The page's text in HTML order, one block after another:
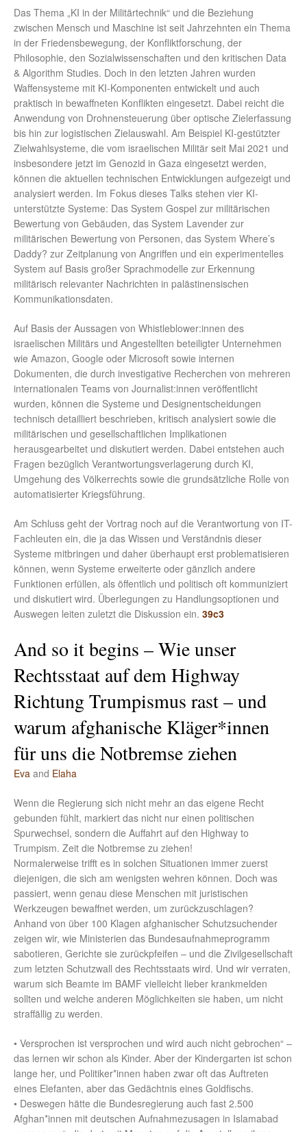
Das Thema „KI in der Militärtechnik“ und die Beziehung
zwischen Mensch und Maschine ist seit Jahrzehnten ein Thema
in der Friedensbewegung, der Konfliktforschung, der
Philosophie, den Sozialwissenschaften und den kritischen Data
& Algorithm Studies. Doch in den letzten Jahren wurden
Waffensysteme mit KI-Komponenten entwickelt und auch
praktisch in bewaffneten Konflikten eingesetzt. Dabei reicht die
Anwendung von Drohnensteuerung über optische Zielerfassung
bis hin zur logistischen Zielauswahl. Am Beispiel KI-gestützter
Zielwahlsysteme, die vom israelischen Militär seit Mai 2021 und
insbesondere jetzt im Genozid in Gaza eingesetzt werden,
können die aktuellen technischen Entwicklungen aufgezeigt und
analysiert werden. Im Fokus dieses Talks stehen vier KI-
unterstützte Systeme: Das System Gospel zur militärischen
Bewertung von Gebäuden, das System Lavender zur
militärischen Bewertung von Personen, das System Where’s
Daddy? zur Zeitplanung von Angriffen und ein experimentelles
System auf Basis großer Sprachmodelle zur Erkennung
militärisch relevanter Nachrichten in palästinensischen
Kommunikationsdaten.
Auf Basis der Aussagen von Whistleblower:innen des
israelischen Militärs und Angestellten beteiligter Unternehmen
wie Amazon, Google oder Microsoft sowie internen
Dokumenten, die durch investigative Recherchen von mehreren
internationalen Teams von Journalist:innen veröffentlicht
wurden, können die Systeme und Designentscheidungen
technisch detailliert beschrieben, kritisch analysiert sowie die
militärischen und gesellschaftlichen Implikationen
herausgearbeitet und diskutiert werden. Dabei entstehen auch
Fragen bezüglich Verantwortungsverlagerung durch KI,
Umgehung des Völkerrechts sowie die grundsätzliche Rolle von
automatisierter Kriegsführung.
Am Schluss geht der Vortrag noch auf die Verantwortung von IT-
Fachleuten ein, die ja das Wissen und Verständnis dieser
Systeme mitbringen und daher überhaupt erst problematisieren
können, wenn Systeme erweiterte oder gänzlich andere
Funktionen erfüllen, als öffentlich und politisch oft kommuniziert
und diskutiert wird. Überlegungen zu Handlungsoptionen und
Auswegen leiten zuletzt die Diskussion ein. 39c3
And so it begins – Wie unser
Rechtsstaat auf dem Highway
Richtung Trumpismus rast – und
warum afghanische Kläger*innen
für uns die Notbremse ziehen
Eva and Elaha
Wenn die Regierung sich nicht mehr an das eigene Recht
gebunden fühlt, markiert das nicht nur einen politischen
Spurwechsel, sondern die Auffahrt auf den Highway to
Trumpism. Zeit die Notbremse zu ziehen!
Normalerweise trifft es in solchen Situationen immer zuerst
diejenigen, die sich am wenigsten wehren können. Doch was
passiert, wenn genau diese Menschen mit juristischen
Werkzeugen bewaffnet werden, um zurückzuschlagen?
Anhand von über 100 Klagen afghanischer Schutzsuchender
zeigen wir, wie Ministerien das Bundesaufnahmeprogramm
sabotieren, Gerichte sie zurückpfeifen – und die Zivilgesellschaft
zum letzten Schutzwall des Rechtsstaats wird. Und wir verraten,
warum sich Beamte im BAMF vielleicht lieber krankmelden
sollten und welche anderen Möglichkeiten sie haben, um nicht
straffällig zu werden.
• Versprochen ist versprochen und wird auch nicht gebrochen“ –
das lernen wir schon als Kinder. Aber der Kindergarten ist schon
lange her, und Politiker*innen haben zwar oft das Auftreten
eines Elefanten, aber das Gedächtnis eines Goldfischs.
• Deswegen hätte die Bundesregierung auch fast 2.500
Afghan*innen mit deutschen Aufnahmezusagen in Islamabad